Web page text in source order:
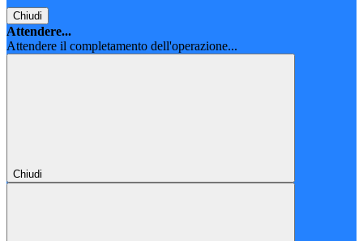
Chiudi
Attendere...
Attendere il completamento dell'operazione...
Chiudi